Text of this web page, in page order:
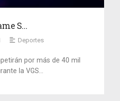
S...
Deportes
por más de 40 mil
la VGS...